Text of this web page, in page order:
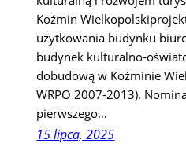
Koźmin
użytkowania budynku
budynek kulturalno-
dobudową w Koźminie
WRPO 2007-2013).
pierwszego…
15 lipca, 2025